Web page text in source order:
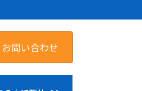
お問い合わせ